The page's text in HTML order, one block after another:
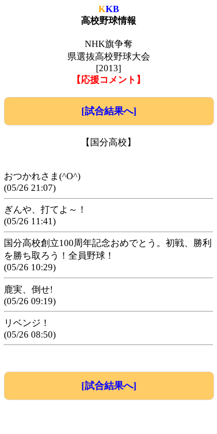
KKB
高校野球情報
NHK旗争奪
県選抜高校野球大会
[2013]
【応援コメント】
[試合結果へ]
【国分高校】
おつかれさま(^O^)
(05/26 21:07)
ぎんや、打てよ～！
(05/26 11:41)
国分高校創立100周年記念おめでとう。初戦、勝利
を勝ち取ろう！全員野球！
(05/26 10:29)
鹿実、倒せ!
(05/26 09:19)
リベンジ！
(05/26 08:50)
[試合結果へ]